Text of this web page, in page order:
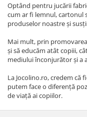
Optând pentru jucării
cum ar fi lemnul, cartonul
produselor noastre și
Mai mult, prin
și să educăm atât copiii,
mediului înconjurător și a
La Jocolino.ro, credem că
putem face o diferență
de viață ai copiilor.